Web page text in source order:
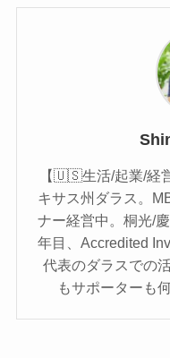
【🇺🇸生活/起業/経
キサス州ダラス。
ナー経営中。桐光/
年目、Accredited
代表のダラスでの
もサポーターも